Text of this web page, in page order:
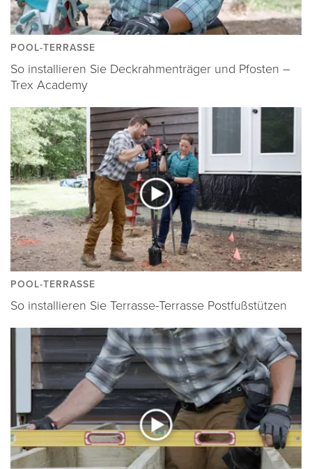
POOL-TERRASSE
So installieren Sie Deckrahmenträger und Pfosten –
Trex Academy
POOL-TERRASSE
So installieren Sie Terrasse-Terrasse Postfußstützen